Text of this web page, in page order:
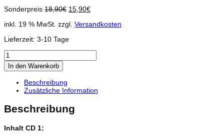
Sonderpreis 18,90€ Ursprünglicher
war:
15,90€Aktueller
ist:
inkl. 19 % MwSt. zzgl. Versandkosten
Lieferzeit: 3-10 Tage
2
CD
Set
Pispers:
neulich
Der
In den Warenkorb
Beschreibung
Zusätzliche Information
Beschreibung
Inhalt CD 1: